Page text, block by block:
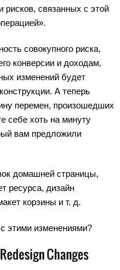
рисков, связанных с этой
совокупного риска,
конверсии и доходам,
изменений будет
А теперь
перемен, произошедших
себе хоть на минуту
вам предложили
домашней страницы,
ресурса, дизайн
корзины и т. д.
этими изменениями?